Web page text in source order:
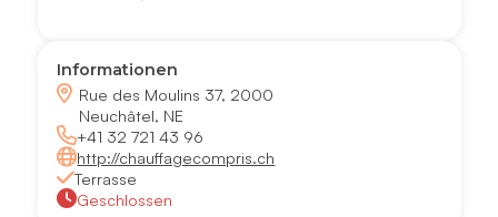
Informationen
Rue des Moulins 37, 2000
Neuchâtel, NE
+41 32 721 43 96
http://chauffagecompris.ch
Terrasse
Geschlossen